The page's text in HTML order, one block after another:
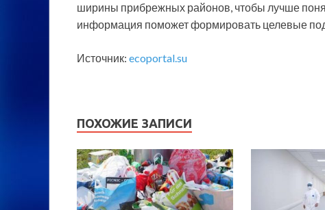
ширины прибрежных районов, чтобы лучше
информация поможет формировать целевые
Источник: ecoportal.su
ПОХОЖИЕ ЗАПИСИ